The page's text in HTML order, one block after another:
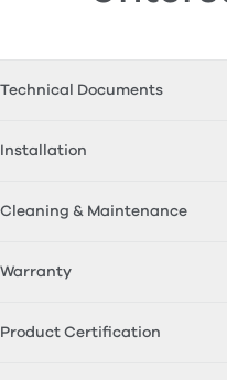
Technical Documents
Installation
Cleaning & Maintenance
Warranty
Product Certification